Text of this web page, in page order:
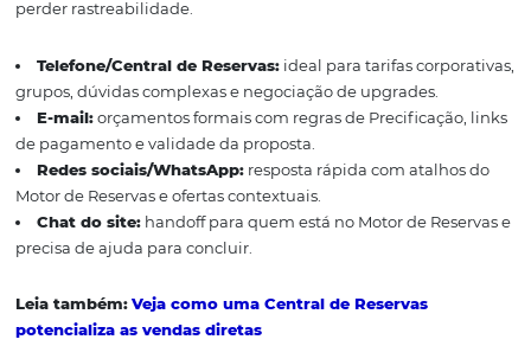
Motor de Reservas: experiência de compra fluida e
restante dos canais diretos.
Canais diretos que
ampliam sua venda